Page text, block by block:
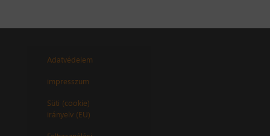
Adatvédelem
impresszum
Süti (cookie)
irányelv (EU)